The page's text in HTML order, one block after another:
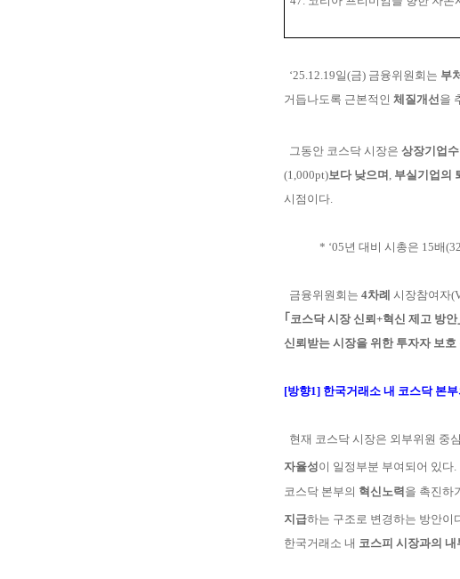
‘25.12.19일(금) 금융위원회는 부
거 듭나도록 근본적인 체질개선을
그동안 코스닥 시장은 상장기업수
(1,000pt)보다 낮으며 , 부실기업의
시점이다.
* ‘05년 대비 시총은 15배
금융위원회는 4차례 시장참여자
｢코스닥 시장 신뢰+혁신 제고 방안
신뢰받는 시장을위한 투자자 보호
[방향1] 한국거래소 내 코스닥 본
현재 코스닥 시장은 외부위원 중
자율성이 일정부분 부여되어 있다.
코스닥 본부의 혁신노력을 촉진하
지급하는 구조로 변경하는 방안이
한국거래소 내 코스피 시장과의 내